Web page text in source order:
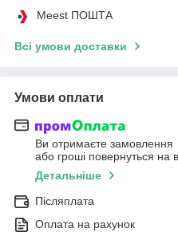
Meest ПОШТА
Всі умови доставки
Умови оплати
Ви отримаєте замовлення
або гроші повернуться на
Детальніше
Післяплата
Оплата на рахунок